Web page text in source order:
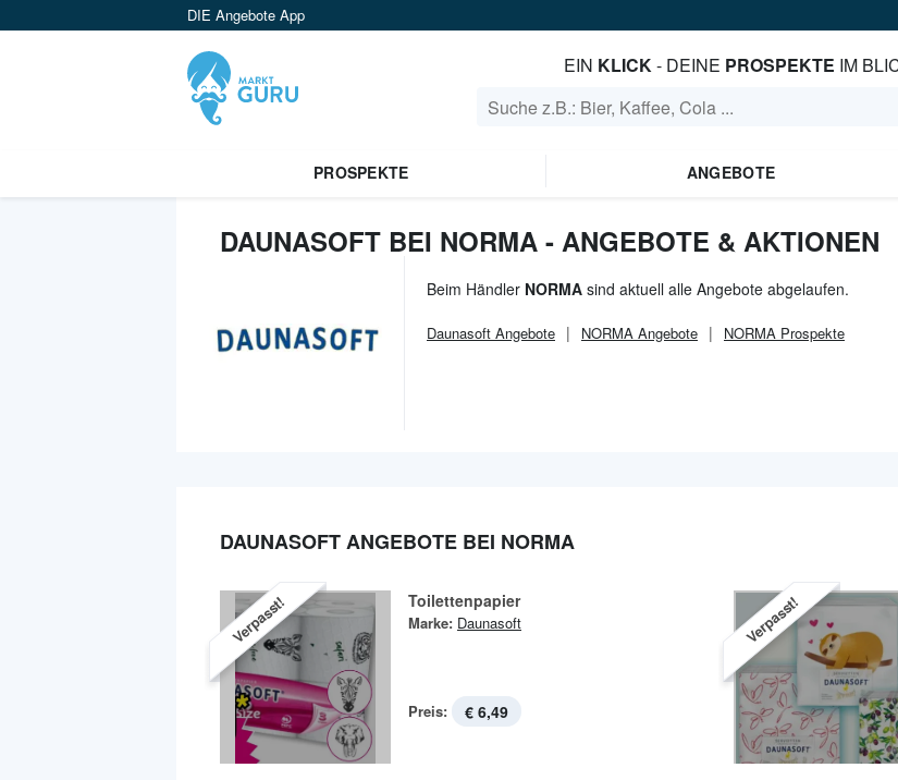
DIE Angebote App
EIN KLICK- DEINE PROSPEKTE IM
PROSPEKTE ANGEBOTE
DAUNASOFT BEI NORMA - ANGEBOTE & AKTIONEN
Beim Händler NORMA sind aktuell alle Angebote abgelaufen.
Daunasoft Angebote NORMA Angebote NORMA Prospekte
DAUNASOFT ANGEBOTE BEI NORMA
Verpasst! Toilettenpapier
Marke: Daunasoft
Preis: € 6,49
Verpasst!